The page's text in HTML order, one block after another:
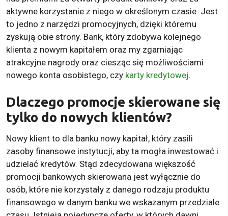
aktywne korzystanie z niego w określonym czasie. Jest
to jedno z narzędzi promocyjnych, dzięki któremu
zyskują obie strony. Bank, który zdobywa kolejnego
klienta z nowym kapitałem oraz my zgarniając
atrakcyjne nagrody oraz ciesząc się możliwościami
nowego konta osobistego, czy karty kredytowej.
Dlaczego promocje skierowane się
tylko do nowych klientów?
Nowy klient to dla banku nowy kapitał, który zasili
zasoby finansowe instytucji, aby ta mogła inwestować i
udzielać kredytów. Stąd zdecydowana większość
promocji bankowych skierowana jest wyłącznie do
osób, które nie korzystały z danego rodzaju produktu
finansowego w danym banku we wskazanym przedziale